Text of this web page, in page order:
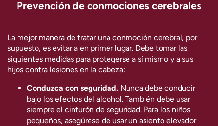
Prevención de conmociones cerebrales
La mejor manera de tratar una conmoción cerebral, por
supuesto, es evitarla en primer lugar. Debe tomar las
siguientes medidas para protegerse a sí mismo y a sus
hijos contra lesiones en la cabeza:
Conduzca con seguridad. Nunca debe conducir
bajo los efectos del alcohol. También debe usar
siempre el cinturón de seguridad. Para los niños
pequeños, asegúrese de usar un asiento elevador